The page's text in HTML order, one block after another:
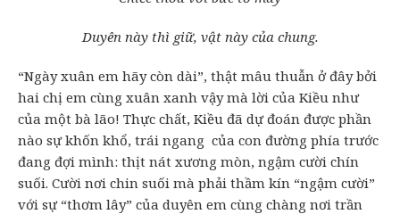
Duyên này thì giữ, vật này của chung.
“Ngày xuân em hãy còn dài”, thật mâu thuẫn ở đây bởi
hai chị em cùng xuân xanh vậy mà lời của Kiều như
của một bà lão! Thực chất, Kiều đã dự đoán được phần
nào sự khốn khổ, trái ngang của con đường phía trước
đang đợi mình: thịt nát xương mòn, ngậm cười chín
suối. Cười nơi chin suối mà phải thầm kín “ngậm cười”
với sự “thơm lây” của duyên em cùng chàng nơi trần